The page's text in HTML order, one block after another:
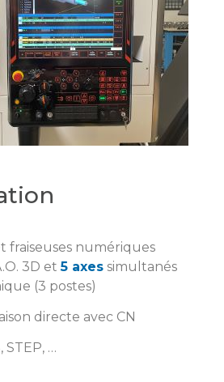
fraiseuses numériques
3D et5 axes simultanés
(3 postes)
directe avec CN
STEP, …